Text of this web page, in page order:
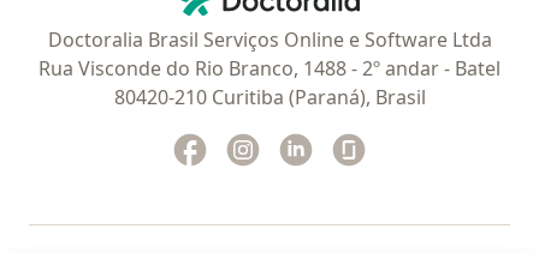
Doctoralia Brasil Serviços Online e Software Ltda
Rua Visconde do Rio Branco, 1488 - 2º andar - Batel
80420-210 Curitiba (Paraná), Brasil
Facebook
abre num novo separador
Instagram
abre num novo separador
Linkedin
abre num novo